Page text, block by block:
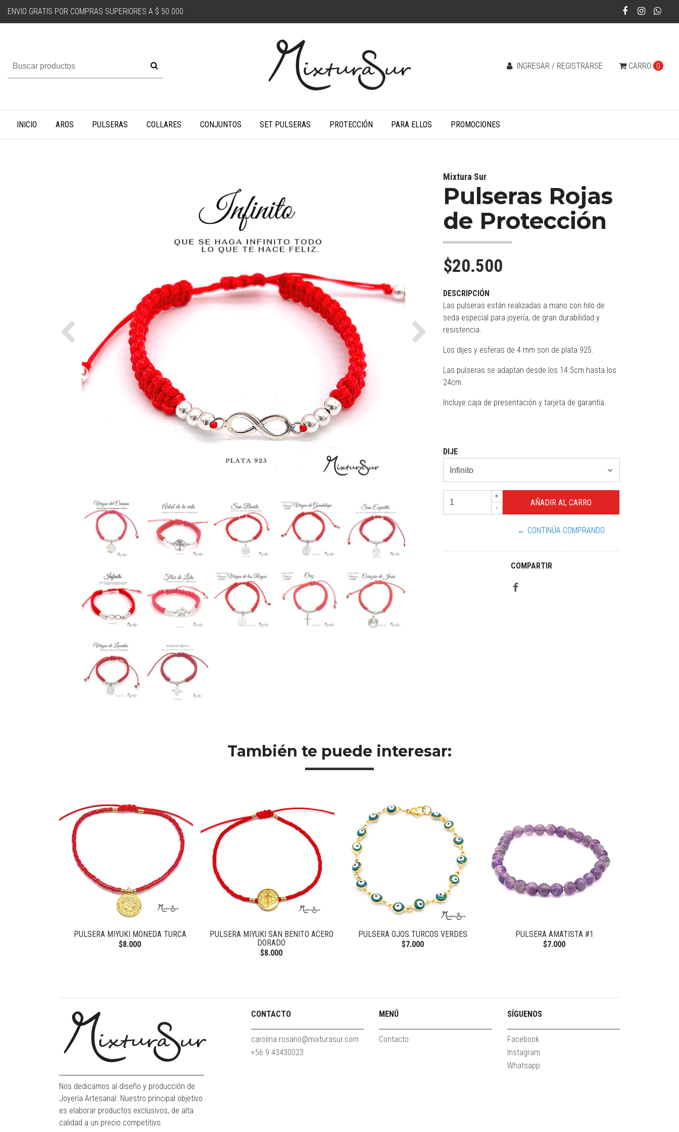
ENVIO GRATIS POR COMPRAS SUPERIORES A $ 50.000
CARRO 0
INGRESAR / REGISTRARSE
INICIO AROS PULSERAS COLLARES CONJUNTOS SET PULSERAS PROTECCIÓN PARA ELLOS PROMOCIONES
Previous Next
Mixtura Sur
Pulseras Rojas
de Protección
$20.500
DESCRIPCIÓN
Las pulseras están realizadas a mano con hilo de
seda especial para joyería, de gran durabilidad y
resistencia.
Los dijes y esferas de 4 mm son de plata 925.
Las pulseras se adaptan desde los 14.5cm hasta los
24cm.
Incluye caja de presentación y tarjeta de garantía.
DIJE
+
-
← CONTINÚA COMPRANDO
COMPARTIR
También te puede interesar:
PULSERA MIYUKI MONEDA TURCA
$8.000
PULSERA MIYUKI SAN BENITO ACERO
DORADO
$8.000
PULSERA OJOS TURCOS VERDES
$7.000
PULSERA AMATISTA #1
$7.000
Nos dedicamos al diseño y producción de
Joyería Artesanal. Nuestro principal objetivo
es elaborar productos exclusivos, de alta
calidad a un precio competitivo.
CONTACTO
carolina.rosano@mixturasur.com
+56 9 43430023
MENÚ
Contacto
SÍGUENOS
Facebook
Instagram
Whatsapp